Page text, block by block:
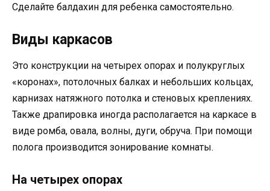
Сделайте балдахин для ребенка самостоятельно.
Виды каркасов
Это конструкции на четырех опорах и полукруглых
«коронах», потолочных балках и небольших кольцах,
карнизах натяжного потолка и стеновых креплениях.
Также драпировка иногда располагается на каркасе в
виде ромба, овала, волны, дуги, обруча. При помощи
полога производится зонирование комнаты.
На четырех опорах